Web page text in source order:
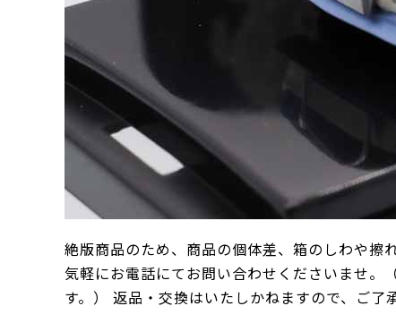
絶版商品のため、商品の個体差、箱のしわや擦
気軽にお電話にてお問い合わせくださいませ。
す。） 返品・交換はいたしかねますので、ご了